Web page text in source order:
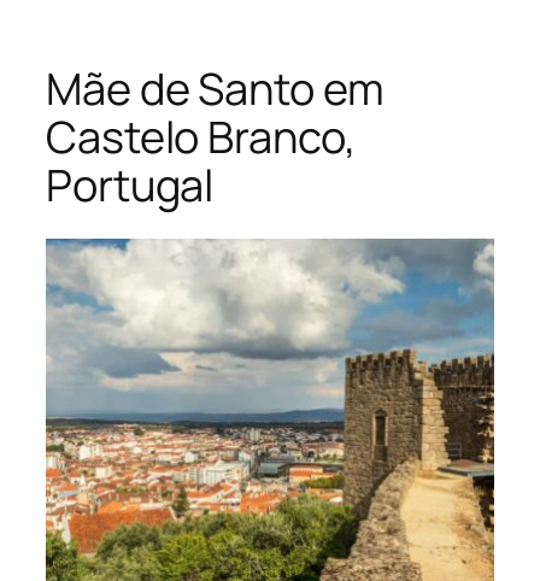
Mãe de Santo em
Castelo Branco,
Portugal